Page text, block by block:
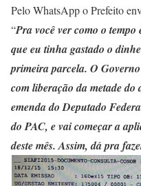
Pelo WhatsApp o Prefeito
“Pra você ver como o
que eu tinha gastado o
primeira parcela. O
com liberação da metade
emenda do Deputado
do PAC, e vai começar a
deste mês. Assim, dá pra